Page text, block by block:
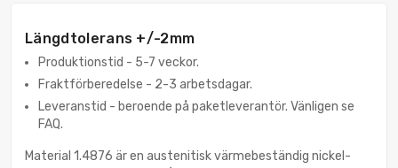
Längdtolerans +/-2mm
Produktionstid - 5-7 veckor.
Fraktförberedelse - 2-3 arbetsdagar.
Leveranstid - beroende på paketleverantör. Vänligen se
FAQ.
Material 1.4876 är en austenitisk värmebeständig nickel-